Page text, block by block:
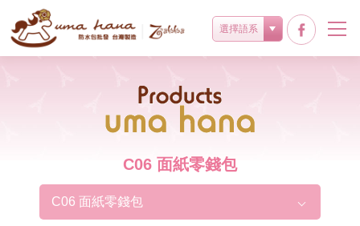
選擇語系
Products
C06 面紙零錢包
C06 面紙零錢包